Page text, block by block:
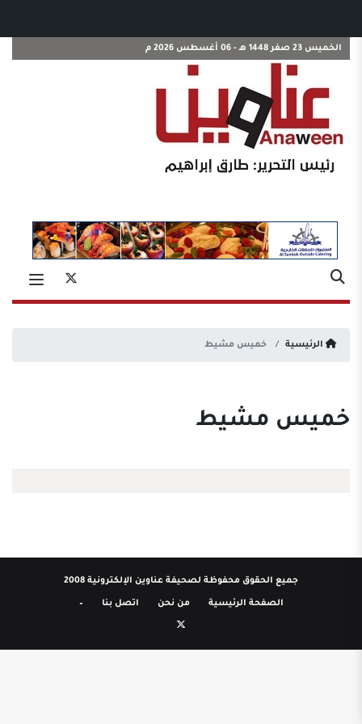
الخميس 23 صفر 1448 هـ - 06 أغسطس 2026 م
الرئيسية خميس مشيط
خميس مشيط
جميع الحقوق محفوظة لصحيفة عناوين الإلكترونية 2008
الصفحة الرئيسية من نحن اتصل بنا –